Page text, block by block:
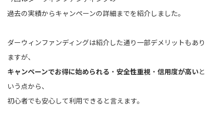
過去の実績からキャンペーンの詳細までを紹介しました。
ダーウィンファンディングは紹介した通り一部デメリットもあり
ますが、
キャンペーンでお得に始められる ・ 安全性重視 ・ 信用度が高いと
いう点から、
初心者でも安心して利用できると言えます。